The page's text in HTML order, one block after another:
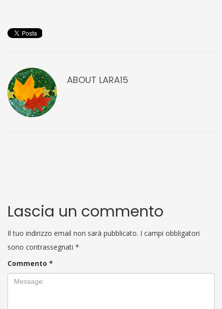
ABOUT LARA15
Lascia un commento
Il tuo indirizzo email non sarà pubblicato. I campi obbligatori
sono contrassegnati *
Commento *